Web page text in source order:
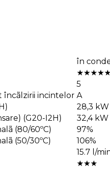
în
★★★★★
5
încãlzirii incintelor A
28,3 kW
(G20-I2H)
32,4 kW
(80/60ºC)
97%
(50/30ºC)
106%
15.7 l/
★★★